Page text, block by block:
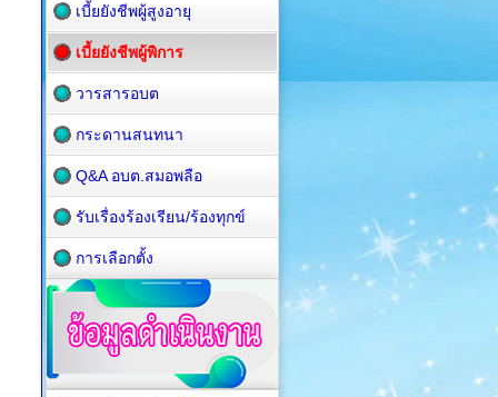
เบี้ยยังชีพผู้สูงอายุ
เบี้ยยังชีพผู้พิการ
วารสารอบต
กระดานสนทนา
Q&A อบต.สมอพลือ
รับเรื่องร้องเรียน/ร้องทุกข์
การเลือกตั้ง